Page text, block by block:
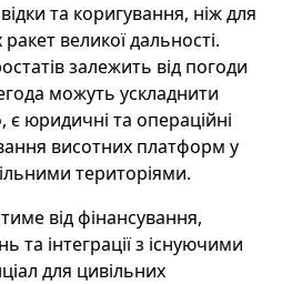
та коригування, ніж для
великої дальності.
залежить від погоди
можуть ускладнити
є юридичні та операційні
висотних платформ у
територіями.
від фінансування,
та інтеграції з існуючими
для цивільних